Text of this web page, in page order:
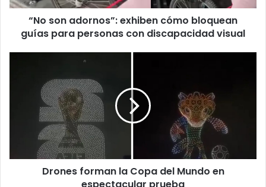
personas
discapacidad
“No son adornos”: exhiben cómo bloquean
guías para personas con discapacidad visual
espectacular
prueba
Drones forman la Copa del Mundo en